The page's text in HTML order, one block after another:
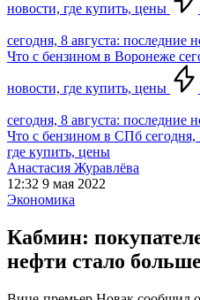
новости, где купить, цены
сегодня, 8 августа: последние
Что с бензином в Воронеже
новости, где купить, цены
сегодня, 8 августа: последние
Что с бензином в СПб сегодня,
где купить, цены
Анастасия Журавлёва
12:32 9 мая 2022
Экономика
Кабмин:
нефти стало больше